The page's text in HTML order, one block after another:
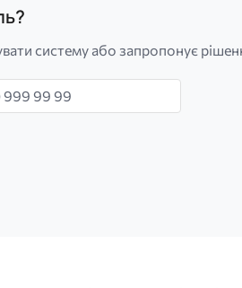
систему або запропонує